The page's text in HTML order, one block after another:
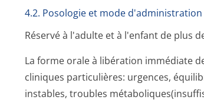
4.2. Posologie et mode d'administration
Réservé à l'adulte et à l'enfant de plus
La forme orale à libération immédiate
cliniques particulières: urgences,
instables, troubles